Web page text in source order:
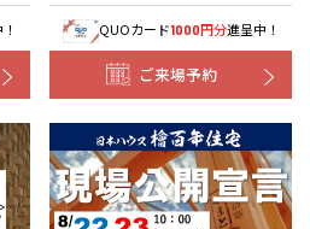
QUOカード1000円分進呈中！
ご来場予約
建築予定地の方でも現住所の有るお近